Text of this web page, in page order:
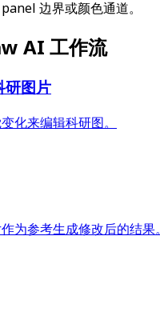
边界或颜色通道。
AI 工作流
研图片
化来编辑科研图。
为参考生成修改后的结果。